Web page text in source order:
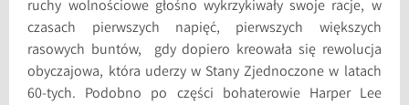
ruchy wolnościowe głośno wykrzykiwały swoje racje, w
czasach pierwszych napięć, pierwszych większych
rasowych buntów, gdy dopiero kreowała się rewolucja
obyczajowa, która uderzy w Stany Zjednoczone w latach
60-tych. Podobno po części bohaterowie Harper Lee